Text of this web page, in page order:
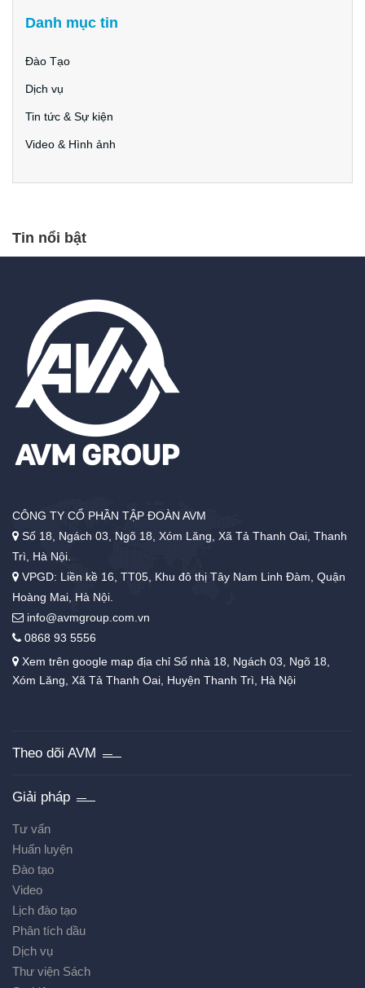
Danh mục tin
Đào Tạo
Dịch vụ
Tin tức & Sự kiện
Video & Hình ảnh
Tin nổi bật
CÔNG TY CỔ PHẦN TẬP ĐOÀN AVM
Số 18, Ngách 03, Ngõ 18, Xóm Lăng, Xã Tả Thanh Oai, Thanh
Trì, Hà Nội.
VPGD: Liền kề 16, TT05, Khu đô thị Tây Nam Linh Đàm, Quận
Hoàng Mai, Hà Nội.
info@avmgroup.com.vn
0868 93 5556
Xem trên google map địa chỉ Số nhà 18, Ngách 03, Ngõ 18,
Xóm Lăng, Xã Tả Thanh Oai, Huyện Thanh Trì, Hà Nội
Theo dõi AVM
Giải pháp
Tư vấn
Huấn luyện
Đào tạo
Video
Lịch đào tạo
Phân tích dầu
Dịch vụ
Thư viện Sách